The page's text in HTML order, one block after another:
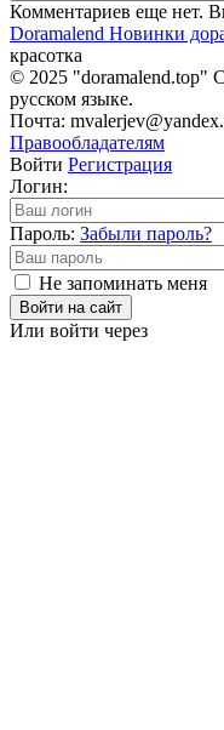
Комментариев еще нет.
Doramalend Новинки
красотка
© 2025 "doramalend.top"
русском языке.
Почта:
Правообладателям
Войти Регистрация
Логин:
Пароль: Забыли пароль?
Не запоминать меня
Войти на сайт
Или войти через